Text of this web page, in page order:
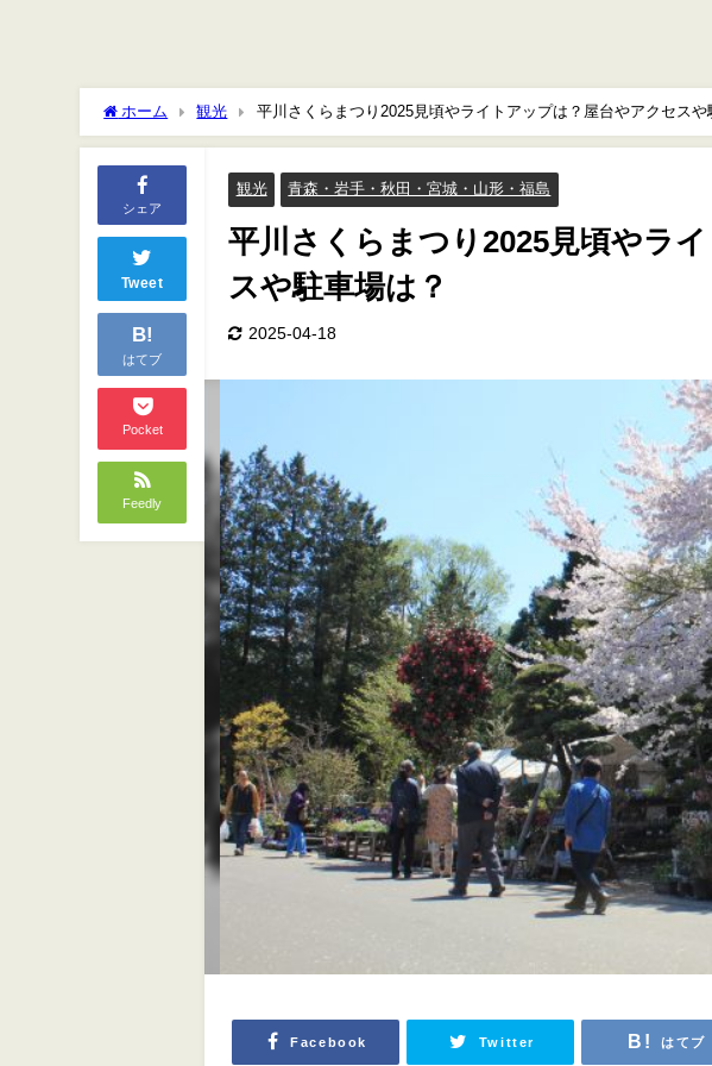
ホーム 観光 平川さくらまつり2025見頃やライトアップは？屋台やアクセスや
シェア
Tweet
B!
はてブ
Pocket
Feedly
観光 青森・岩手・秋田・宮城・山形・福島
平川さくらまつり2025見頃やラ
スや駐車場は？
2025-04-18
Facebook Twitter はてブ